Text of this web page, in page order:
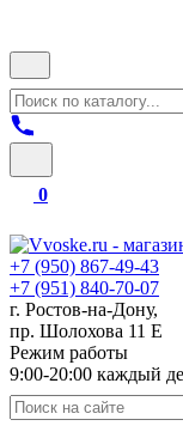
0
+7 (950) 867-49-43
+7 (951) 840-70-07
г. Ростов-на-Дону,
пр. Шолохова 11 Е
Режим работы
9:00-20:00 каждый